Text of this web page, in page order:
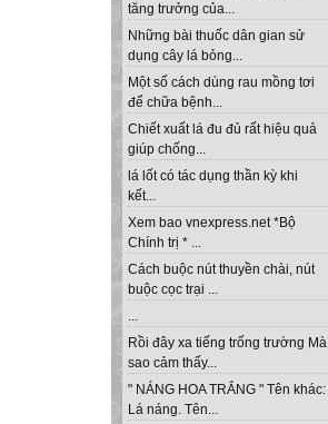
tăng trưởng của...
Những bài thuốc dân gian sử
dụng cây lá bỏng...
Một số cách dùng rau mồng tơi
để chữa bệnh...
Chiết xuất lá đu đủ rất hiệu quả
giúp chống...
lá lốt có tác dụng thần kỳ khi
kết...
Xem bao vnexpress.net *Bộ
Chính trị * ...
Cách buộc nút thuyền chài, nút
buộc cọc trại ...
...
Rồi đây xa tiếng trống trường Mà
sao cảm thấy...
" NÁNG HOA TRẮNG " Tên khác:
Lá náng. Tên...